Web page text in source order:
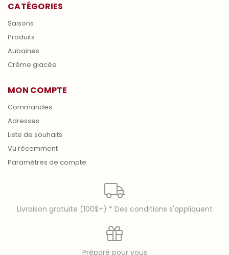
CATÉGORIES
Saisons
Produits
Aubaines
Crème glacée
MON COMPTE
Commandes
Adresses
Liste de souhaits
Vu récemment
Paramètres de compte
Livraison gratuite (100$+) * Des conditions s'appliquent
Préparé pour vous